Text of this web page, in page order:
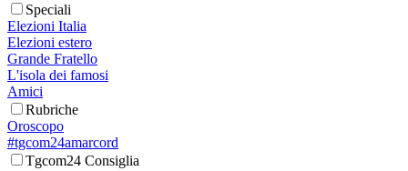
Speciali
Elezioni Italia
Elezioni estero
Grande Fratello
L'isola dei famosi
Amici
Rubriche
Oroscopo
#tgcom24amarcord
Tgcom24 Consiglia